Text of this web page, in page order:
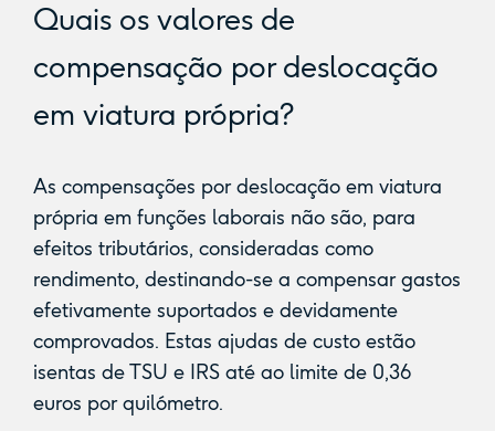
Quais os valores de
compensação por deslocação
em viatura própria?
As compensações por deslocação em viatura
própria em funções laborais não são, para
efeitos tributários, consideradas como
rendimento, destinando-se a compensar gastos
efetivamente suportados e devidamente
comprovados. Estas ajudas de custo estão
isentas de TSU e IRS até ao limite de 0,36
euros por quilómetro.